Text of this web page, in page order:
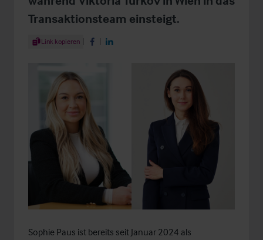
Transaktionsteam einsteigt.
Share Article
Link kopieren Share on Facebook
Share on LinkedIn
Sophie Paus ist bereits seit Januar 2024 als